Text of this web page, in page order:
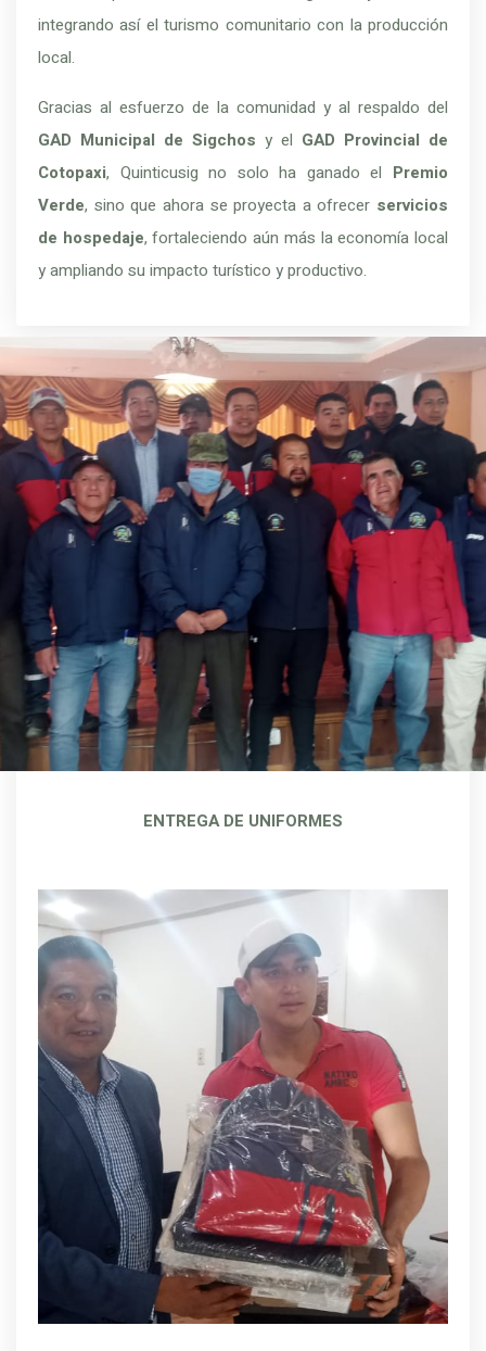
integrando así el turismo comunitario con la producción
local.
Gracias al esfuerzo de la comunidad y al respaldo del
GAD Municipal de Sigchos y el GAD Provincial de
Cotopaxi, Quinticusig no solo ha ganado el Premio
Verde, sino que ahora se proyecta a ofrecer servicios
de hospedaje, fortaleciendo aún más la economía local
y ampliando su impacto turístico y productivo.
ENTREGA DE UNIFORMES